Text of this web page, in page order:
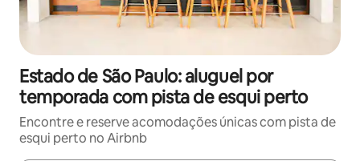
Estado de São Paulo: aluguel por
temporada com pista de esqui perto
Encontre e reserve acomodações únicas com pista de
esqui perto no Airbnb